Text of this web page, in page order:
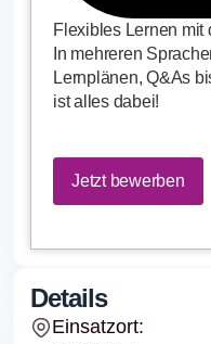
Flexibles Lernen mit
In mehreren
Lernplänen, Q&As
ist alles dabei!
Jetzt bewerben
Details
Einsatzort: